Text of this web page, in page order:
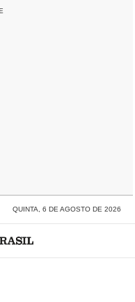
QUINTA, 6 DE AGOSTO DE 2026